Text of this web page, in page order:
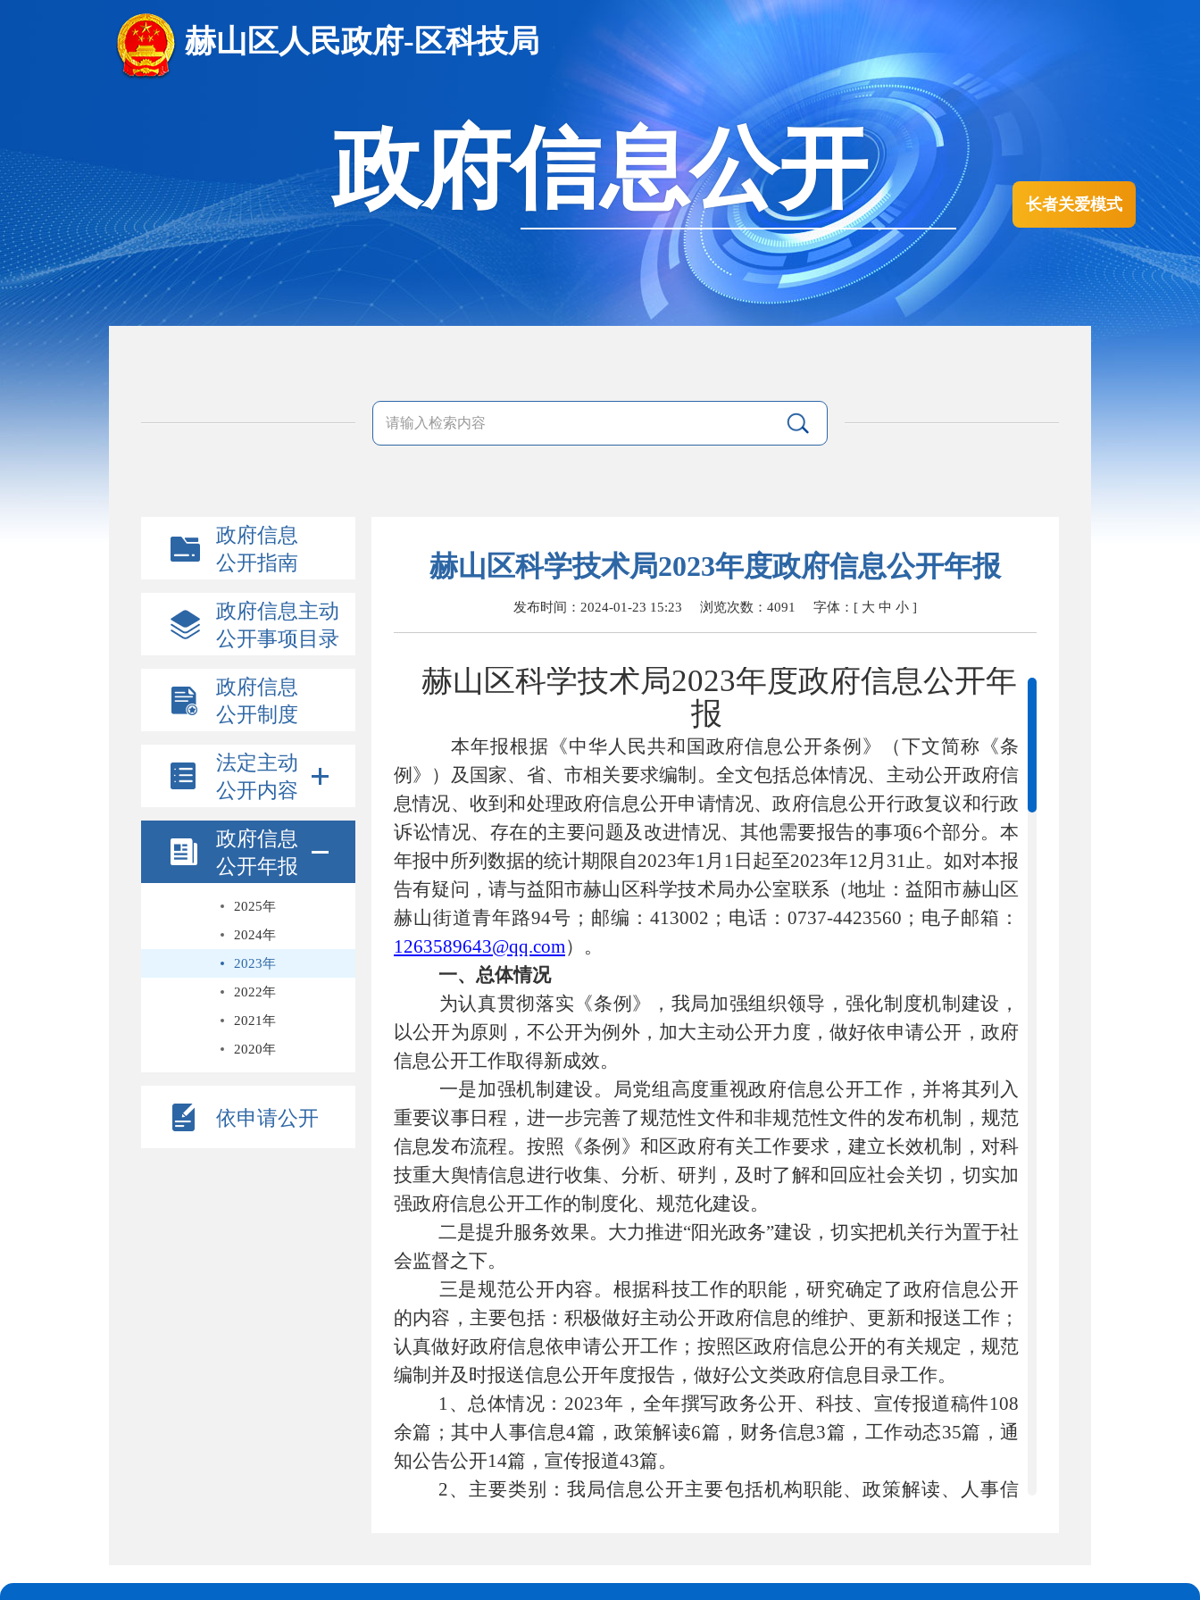
赫山区人民政府-区科技局
政府信息公开 长者关爱模式
政府信息
公开指南
政府信息主动
公开事项目录
政府信息
公开制度
法定主动
公开内容
政府信息
公开年报
2025年
2024年
2023年
2022年
2021年
2020年
依申请公开
赫山区科学技术局2023年度政府信息公开年报
发布时间：2024-01-23 15:23 浏览次数： 4091 字体：[ 大 中 小 ]
赫山区科学技术局2023年度政府信息公开年
报
本年报根据《中华人民共和国政府信息公开条例》（下文简称《条
例》）及国家、省、市相关要求编制。全文包括总体情况、主动公开政府信
息情况、收到和处理政府信息公开申请情况、政府信息公开行政复议和行政
诉讼情况、存在的主要问题及改进情况、其他需要报告的事项6个部分。本
年报中所列数据的统计期限自2023年1月1日起至2023年12月31止。如对本报
告有疑问，请与益阳市赫山区科学技术局办公室联系（地址：益阳市赫山区
赫山街道青年路94号；邮编：413002；电话：0737-4423560；电子邮箱：
1263589643@qq.com）。
一、总体情况
为认真贯彻落实《条例》，我局加强组织领导，强化制度机制建设，
以公开为原则，不公开为例外，加大主动公开力度，做好依申请公开，政府
信息公开工作取得新成效。
一是加强机制建设。局党组高度重视政府信息公开工作，并将其列入
重要议事日程，进一步完善了规范性文件和非规范性文件的发布机制，规范
信息发布流程。按照《条例》和区政府有关工作要求，建立长效机制，对科
技重大舆情信息进行收集、分析、研判，及时了解和回应社会关切，切实加
强政府信息公开工作的制度化、规范化建设。
二是提升服务效果。大力推进“阳光政务”建设，切实把机关行为置于社
会监督之下。
三是规范公开内容。根据科技工作的职能，研究确定了政府信息公开
的内容，主要包括：积极做好主动公开政府信息的维护、更新和报送工作；
认真做好政府信息依申请公开工作；按照区政府信息公开的有关规定，规范
编制并及时报送信息公开年度报告，做好公文类政府信息目录工作。
1、总体情况：2023年，全年撰写政务公开、科技、宣传报道稿件108
余篇；其中人事信息4篇，政策解读6篇， 财务信息3篇，工作动态35篇，通
知公告公开14篇， 宣传报道43篇。
2、主要类别：我局信息公开主要包括机构职能、 政策解读、
人事信